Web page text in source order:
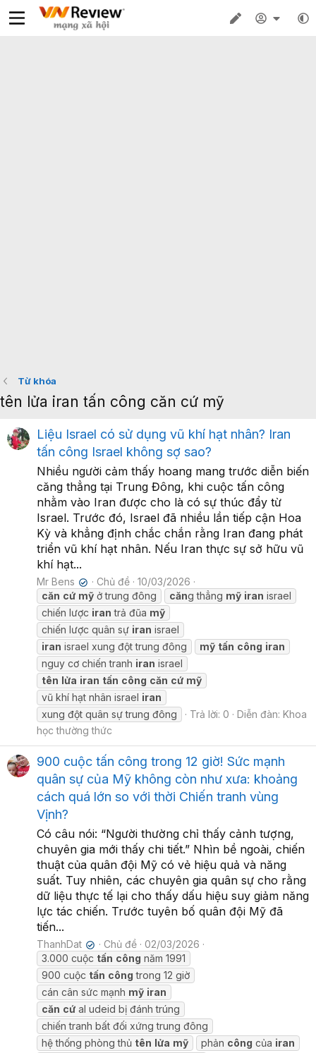
Từ khóa
tên lửa iran tấn công căn cứ mỹ
Liệu Israel có sử dụng vũ khí hạt nhân? Iran
tấn công Israel không sợ sao?
Nhiều người cảm thấy hoang mang trước diễn biến
căng thẳng tại Trung Đông, khi cuộc tấn công
nhằm vào Iran được cho là có sự thúc đẩy từ
Israel. Trước đó, Israel đã nhiều lần tiếp cận Hoa
Kỳ và khẳng định chắc chắn rằng Iran đang phát
triển vũ khí hạt nhân. Nếu Iran thực sự sở hữu vũ
khí hạt...
Mr Bens ✔ Chủ đề
10/03/2026
căn cứ mỹ ở trung đông căng thẳng mỹ iran israel
chiến lược iran trả đũa mỹ
chiến lược quân sự iran israel
iran israel xung đột trung đông mỹ tấn công iran
nguy cơ chiến tranh iran israel
tên lửa iran tấn công căn cứ mỹ
vũ khí hạt nhân israel iran
xung đột quân sự trung đông
Trả lời: 0 Diễn đàn: Khoa
học thường thức
900 cuộc tấn công trong 12 giờ! Sức mạnh
quân sự của Mỹ không còn như xưa: khoảng
cách quá lớn so với thời Chiến tranh vùng
Vịnh?
Có câu nói: “Người thường chỉ thấy cảnh tượng,
chuyên gia mới thấy chi tiết.” Nhìn bề ngoài, chiến
thuật của quân đội Mỹ có vẻ hiệu quả và năng
suất. Tuy nhiên, các chuyên gia quân sự cho rằng
dữ liệu thực tế lại cho thấy dấu hiệu suy giảm năng
lực tác chiến. Trước tuyên bố quân đội Mỹ đã
tiến...
ThanhDat ✔ Chủ đề
02/03/2026
3.000 cuộc tấn công năm 1991
900 cuộc tấn công trong 12 giờ
cán cân sức mạnh mỹ iran
căn cứ al udeid bị đánh trúng
chiến tranh bất đối xứng trung đông
hệ thống phòng thủ tên lửa mỹ phản công của iran